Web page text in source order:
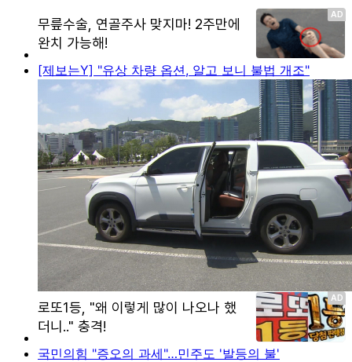
[제보는Y] "유상 차량 옵션, 알고 보니 불법 개조"
국민의힘 "증오의 과세"…민주도 '발등의 불'